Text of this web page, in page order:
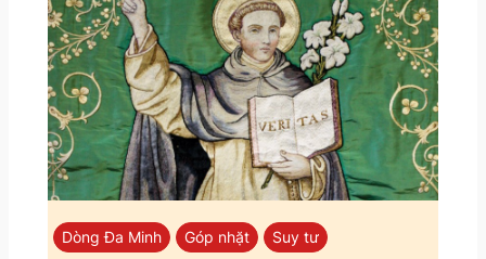
Dòng Đa Minh Góp nhặt Suy tư